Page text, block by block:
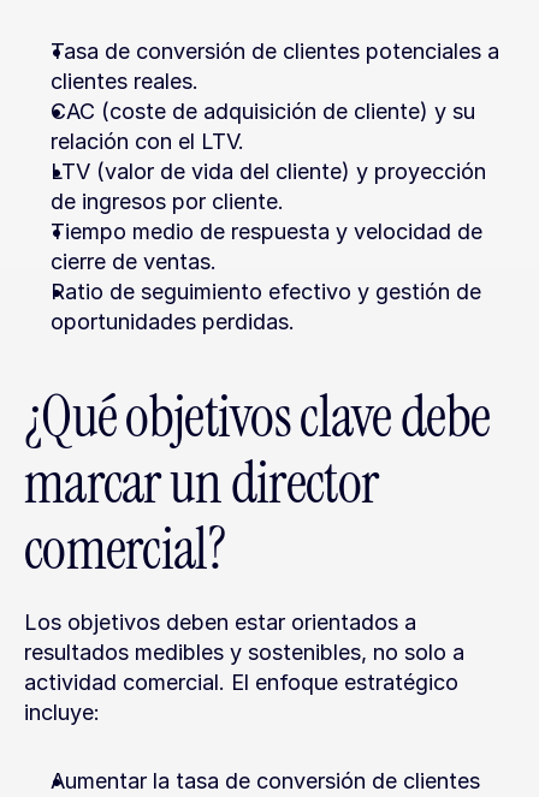
Tasa de conversión de clientes potenciales a
clientes reales.
CAC (coste de adquisición de cliente) y su
relación con el LTV.
LTV (valor de vida del cliente) y proyección
de ingresos por cliente.
Tiempo medio de respuesta y velocidad de
cierre de ventas.
Ratio de seguimiento efectivo y gestión de
oportunidades perdidas.
¿Qué objetivos clave debe
marcar un director
comercial?
Los objetivos deben estar orientados a
resultados medibles y sostenibles, no solo a
actividad comercial. El enfoque estratégico
incluye:
Aumentar la tasa de conversión de clientes